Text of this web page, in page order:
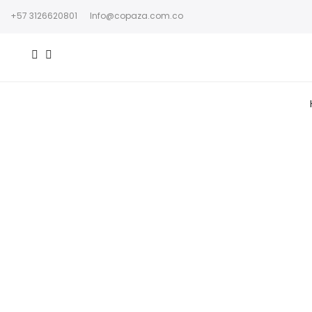
+57 3126620801 Info@copaza.com.co